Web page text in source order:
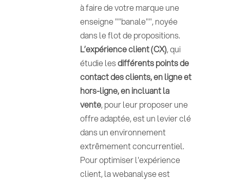
à faire de votre marque une
enseigne ""banale"", noyée
dans le flot de propositions.
L’expérience client (CX), qui
étudie lesdifférents points de
contact des clients, en ligne et
hors-ligne, en incluant la
vente, pour leur proposer une
offre adaptée, est un levier clé
dans un environnement
extrêmement concurrentiel.
Pour optimiser l'expérience
client, la webanalyse est